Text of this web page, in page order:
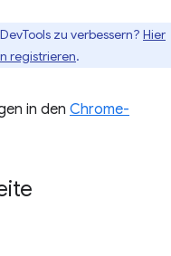
zu verbessern? Hier
registrieren.
in den Chrome-